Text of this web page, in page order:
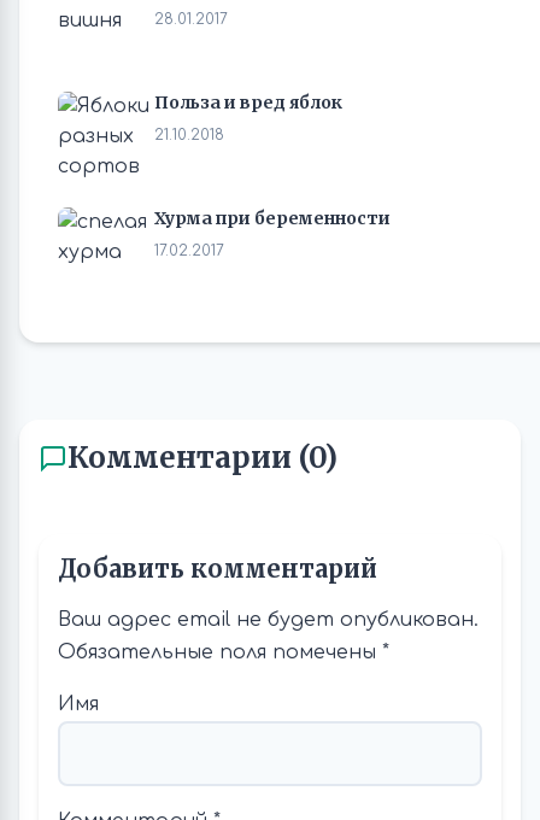
28.01.2017
Польза и вред яблок
21.10.2018
Хурма при беременности
17.02.2017
Комментарии (0)
Добавить комментарий
Ваш адрес email не будет опубликован.
Обязательные поля помечены *
Имя